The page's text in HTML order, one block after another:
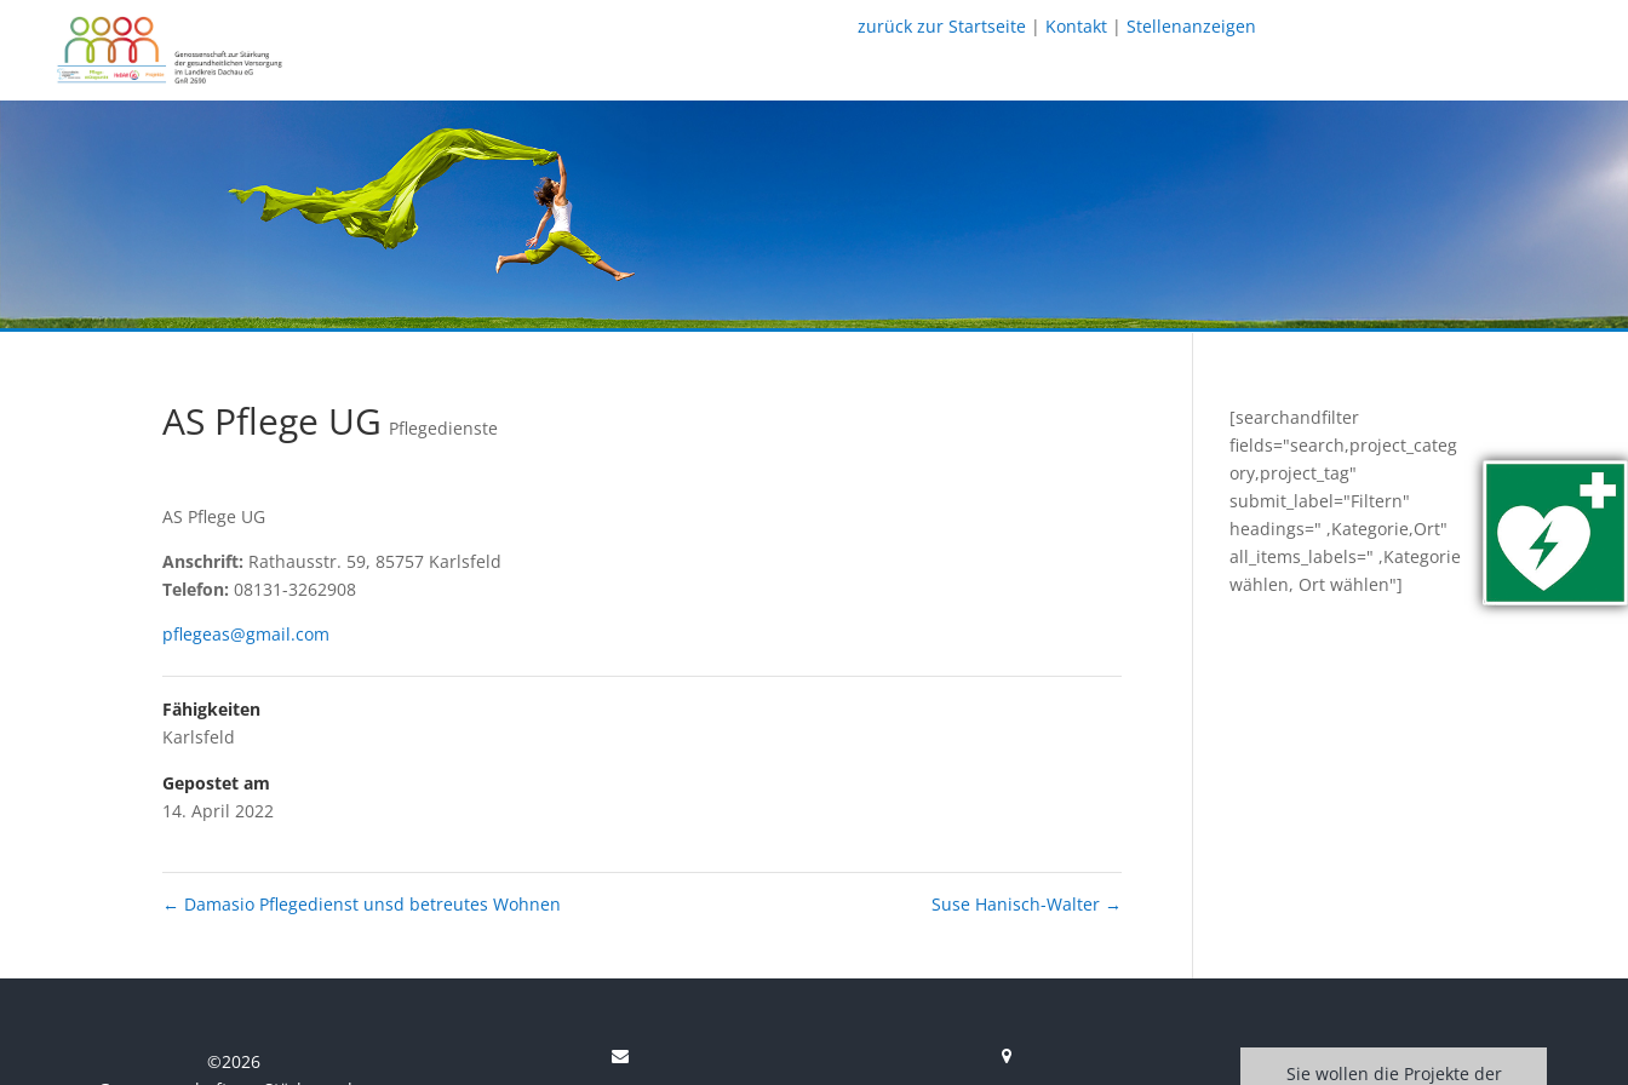
zurück zur Startseite | Kontakt |Stellenanzeigen
AS Pflege UG Pflegedienste
AS Pflege UG
Anschrift: Rathausstr. 59, 85757 Karlsfeld
Telefon:08131-3262908
pflegeas@gmail.com
Fähigkeiten
Karlsfeld
Gepostet am
14. April 2022
← Damasio Pflegedienst unsd betreutes Wohnen Suse Hanisch-Walter →
[searchandfilter
fields="search,project_categ
ory,project_tag"
submit_label="Filtern"
headings=" ,Kategorie,Ort"
all_items_labels=" ,Kategorie
wählen, Ort wählen"]
©2026
Sie wollen die Projekte der